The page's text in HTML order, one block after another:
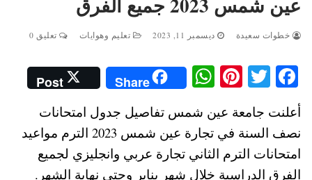
خطوات سعيدة ديسمبر 11, 2023 تعليم وهوايات تعليق 0
Fa
bo
ok
T
tte
r
Pi
er
es
t
W
ha
ts
A
pp
Share
Post
أعلنت جامعة عين شمس تفاصيل جدول امتحانات
نصف السنة في تجارة عين شمس 2023 الترم مواعيد
امتحانات الترم الثاني تجارة عربي وانجليزي لجميع
الفرق الدراسية خلال شهر يناير وحتي نهاية الشهر.